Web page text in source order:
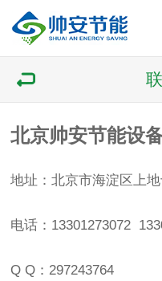
北京帅安节能设
地址：北京市海淀区上
电话：13301273072
Q Q：297243764